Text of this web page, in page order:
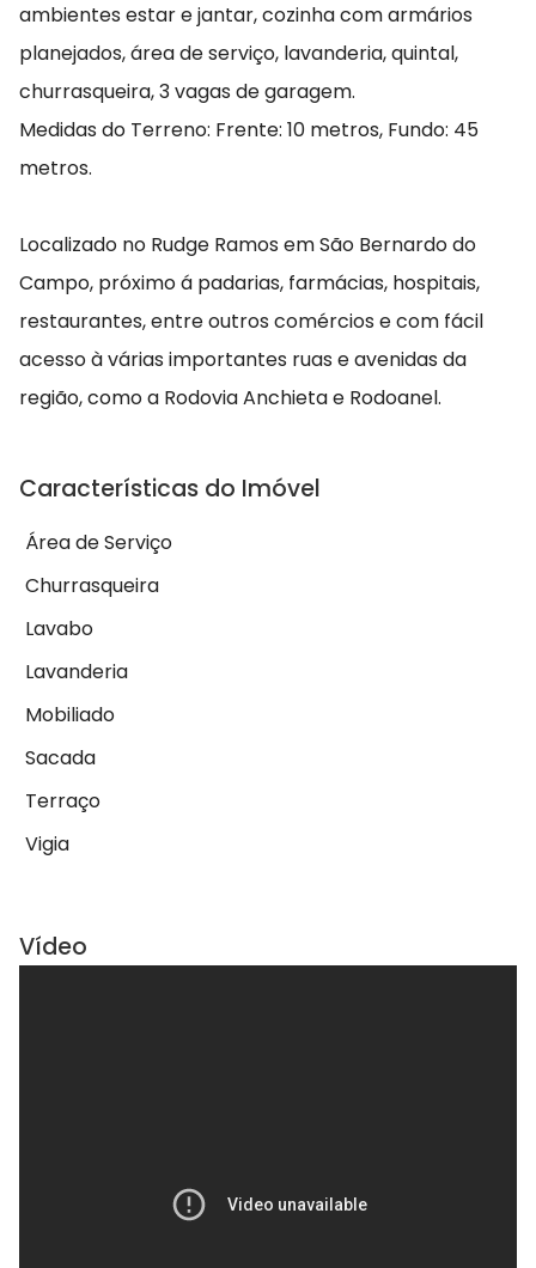
ambientes estar e jantar, cozinha com armários
planejados, área de serviço, lavanderia, quintal,
churrasqueira, 3 vagas de garagem.
Medidas do Terreno: Frente: 10 metros, Fundo: 45
metros.
Localizado no Rudge Ramos em São Bernardo do
Campo, próximo á padarias, farmácias, hospitais,
restaurantes, entre outros comércios e com fácil
acesso à várias importantes ruas e avenidas da
região, como a Rodovia Anchieta e Rodoanel.
Características do Imóvel
Área de Serviço
Churrasqueira
Lavabo
Lavanderia
Mobiliado
Sacada
Terraço
Vigia
Vídeo